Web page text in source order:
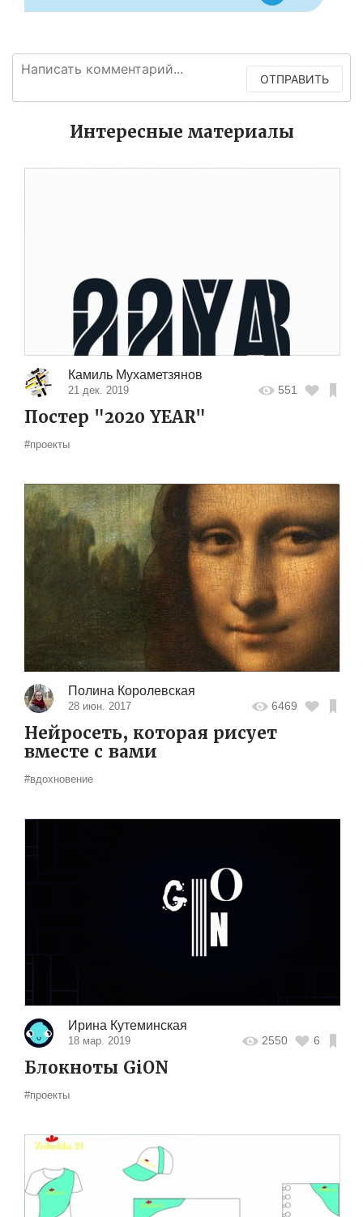
ОТПРАВИТЬ
Интересные материалы
Камиль Мухаметзянов
21 дек. 2019 551
Постер "2020 YEAR"
#проекты
Полина Королевская
28 июн. 2017 6469
Нейросеть, которая рисует
вместе с вами
#вдохновение
Ирина Кутеминская
18 мар. 2019 2550 6
Блокноты GiON
#проекты